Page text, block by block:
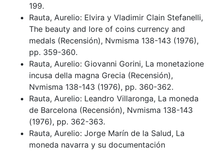
199.
Rauta, Aurelio: Elvira y Vladimir Clain Stefanelli,
The beauty and lore of coins currency and
medals (Recensión), Nvmisma 138-143 (1976),
pp. 359-360.
Rauta, Aurelio: Giovanni Gorini, La monetazione
incusa della magna Grecia (Recensión),
Nvmisma 138-143 (1976), pp. 360-362.
Rauta, Aurelio: Leandro Villaronga, La moneda
de Barcelona (Recensión), Nvmisma 138-143
(1976), pp. 362-363.
Rauta, Aurelio: Jorge Marín de la Salud, La
moneda navarra y su documentación